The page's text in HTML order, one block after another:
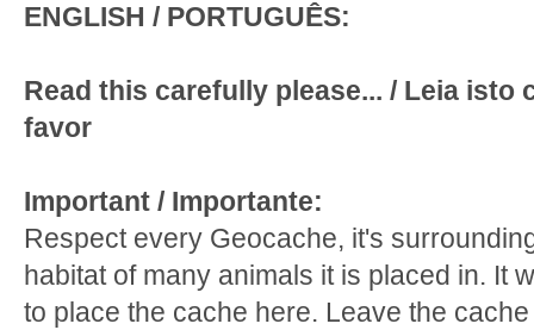
ENGLISH / PORTUGUÊS:
Read this carefully please... / Leia isto
favor
Important / Importante:
Respect every Geocache, it's
habitat of many animals it is placed in. It
to place the cache here. Leave the